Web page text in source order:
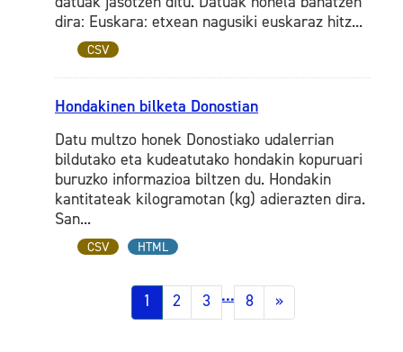
dira: Euskara: etxean nagusiki euskaraz hitz...
CSV
Hondakinen bilketa Donostian
Datu multzo honek Donostiako udalerrian
bildutako eta kudeatutako hondakin kopuruari
buruzko informazioa biltzen du. Hondakin
kantitateak kilogramotan (kg) adierazten dira.
San...
CSV HTML
1 2 3 ... 8 »